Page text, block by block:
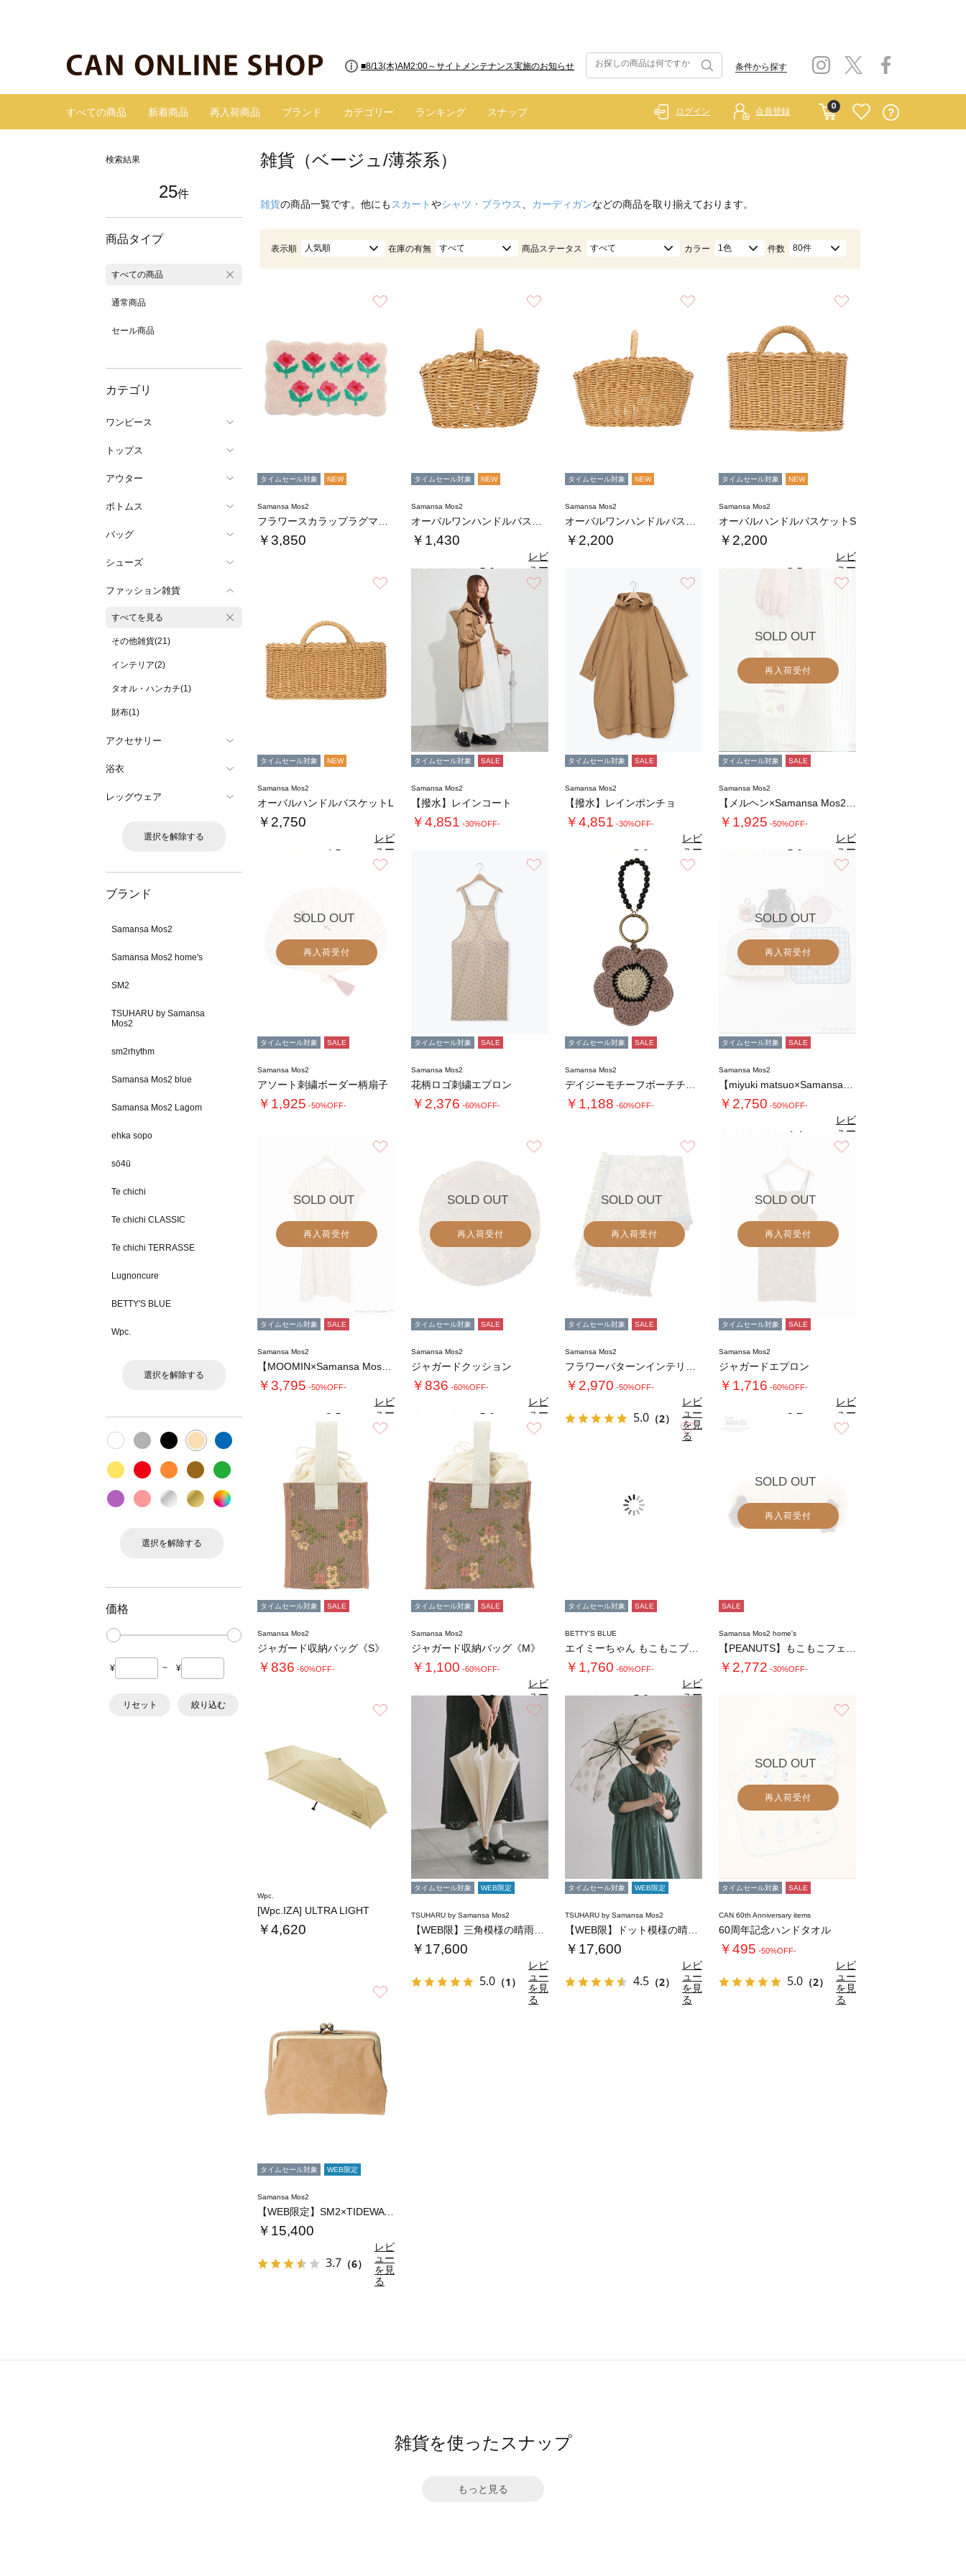
■8/13(木)AM2:00～サイトメンテナンス実施のお知らせ
■【お知らせ】ヤマト運輸の配送遅延・停止について 条件から探す
すべての商品 新着商品 再入荷商品 ブランド カテゴリー ランキング スナップ
0
ログイン 会員登録
検索結果
25件
商品タイプ
すべての商品
通常商品
セール商品
カテゴリ
ワンピース
トップス
アウター
ボトムス
バッグ
シューズ
ファッション雑貨
すべてを見る
その他雑貨(21)
インテリア(2)
タオル・ハンカチ(1)
財布(1)
アクセサリー
浴衣
レッグウェア
選択を解除する
ブランド
Samansa Mos2
Samansa Mos2 home's
SM2
TSUHARU by Samansa
Mos2
sm2rhythm
Samansa Mos2 blue
Samansa Mos2 Lagom
ehka sopo
sō4ū
Te chichi
Te chichi CLASSIC
Te chichi TERRASSE
Lugnoncure
BETTY'S BLUE
Wpc.
選択を解除する
選択を解除する
価格
¥ ~ ¥
リセット 絞り込む
雑貨（ベージュ/薄茶系）
雑貨の商品一覧です。他にも スカートやシャツ・ブラウス カーディガンなどの商品を取り揃えております。
表示順 人気順 在庫の有無 すべて 商品ステータス すべて カラー 1色 件数 80件
タイムセール対象 NEW
Samansa Mos2
￥3,850
タイムセール対象 NEW
Samansa Mos2
￥1,430
5.0（1）
レビ
ュー
を見
る
タイムセール対象 NEW
Samansa Mos2
￥2,200
タイムセール対象 NEW
Samansa Mos2
オーバルハンドルバスケットS
￥2,200
3.5
レビ
ュー
を見
る
タイムセール対象 NEW
Samansa Mos2
オーバルハンドルバスケットL
￥2,750
4.5
レビ
ュー
を見
る
タイムセール対象 SALE
Samansa Mos2
【撥水】レインコート
￥4,851 -30%OFF-
タイムセール対象 SALE
Samansa Mos2
【撥水】レインポンチョ
￥4,851 -30%OFF-
5.0
レビ
ュー
を見
る
SOLD OUT
再入荷受付
タイムセール対象 SALE
Samansa Mos2
￥1,925 -50%OFF-
5.0
レビ
ュー
を見
る
SOLD OUT
再入荷受付
タイムセール対象 SALE
Samansa Mos2
アソート刺繍ボーダー柄扇子
￥1,925 -50%OFF-
タイムセール対象 SALE
Samansa Mos2
花柄ロゴ刺繍エプロン
￥2,376 -60%OFF-
タイムセール対象 SALE
Samansa Mos2
￥1,188 -60%OFF-
SOLD OUT
再入荷受付
タイムセール対象 SALE
Samansa Mos2
【miyuki matsuo×Samansa…
￥2,750 -50%OFF-
4.4
レビ
ュー
を見
る
SOLD OUT
再入荷受付
タイムセール対象 SALE
Samansa Mos2
￥3,795 -50%OFF-
2.5
レビ
ュー
を見
る
SOLD OUT
再入荷受付
タイムセール対象 SALE
Samansa Mos2
ジャガードクッション
￥836 -60%OFF-
5.0
レビ
ュー
を見
る
SOLD OUT
再入荷受付
タイムセール対象 SALE
Samansa Mos2
￥2,970 -50%OFF-
5.0 （2）
レビ
ュー
を見
る
SOLD OUT
再入荷受付
タイムセール対象 SALE
Samansa Mos2
ジャガードエプロン
￥1,716 -60%OFF-
3.7
レビ
ュー
を見
る
タイムセール対象 SALE
Samansa Mos2
ジャガード収納バッグ《S》
￥836 -60%OFF-
お気に入り
タイムセール対象 SALE
Samansa Mos2
ジャガード収納バッグ《M》
￥1,100 -60%OFF-
5.0（1）
レビ
ュー
を見
る
お気に入り
タイムセール対象 SALE
BETTY'S BLUE
￥1,760 -60%OFF-
5.0（1）
レビ
ュー
を見
る
SOLD OUT
再入荷受付
SALE
Samansa Mos2 home's
￥2,772 -30%OFF-
Wpc.
[Wpc.IZA] ULTRA LIGHT
￥4,620
タイムセール対象 WEB限定
TSUHARU by Samansa Mos2
￥17,600
5.0 （1）
レビ
ュー
を見
る
タイムセール対象 WEB限定
TSUHARU by Samansa Mos2
￥17,600
4.5 （2）
レビ
ュー
を見
る
SOLD OUT
再入荷受付
タイムセール対象 SALE
CAN 60th Anniversary items
60周年記念ハンドタオル
￥495 -50%OFF-
5.0 （2）
レビ
ュー
を見
る
お気に入り
タイムセール対象 WEB限定
Samansa Mos2
【WEB限定】SM2×TIDEWAY 二つ折…
￥15,400
3.7 （6）
レビ
ュー
を見
る
雑貨を使ったスナップ
もっと見る